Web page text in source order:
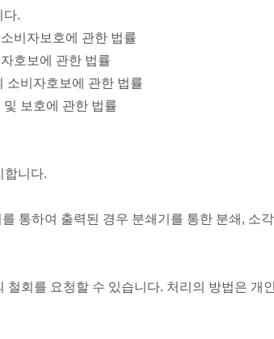
다.
비자보호에 관한 법률
호보에 관한 법률
소비자호보에 관한 법률
보호에 관한 법률
합니다.
통하여 출력된 경우 분쇄기를 통한 분쇄, 소
회를 요청할 수 있습니다. 처리의 방법은 개